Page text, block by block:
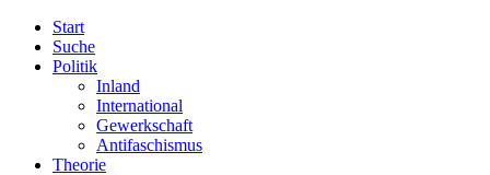
Start
Suche
Politik
Inland
International
Gewerkschaft
Antifaschismus
Theorie